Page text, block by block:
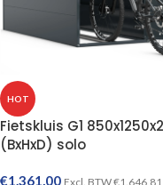
HOT
Fietskluis G1
(BxHxD) solo
€1.361,00 Excl. BTW€1.646,81